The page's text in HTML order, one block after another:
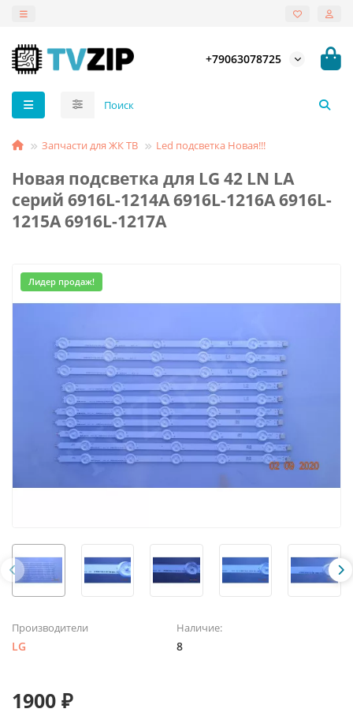
+79063078725
Запчасти для ЖК ТВ Led подсветка Новая!!!
Новая подсветка для LG 42 LN LA
серий 6916L-1214A 6916L-1216A 6916L-
1215A 6916L-1217A
Лидер продаж!
Производители
LG
Наличие:
8
1900 ₽